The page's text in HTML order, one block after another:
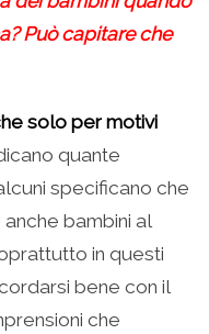
Può capitare che
solo per motivi
quante
specificano che
bambini al
in questi
bene con il
che